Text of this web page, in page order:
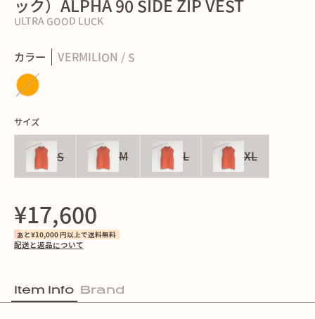
ック）ALPHA 90 SIDE ZIP VEST
ULTRA GOOD LUCK
カラー VERMILION / S
サイズ
S M L XL
¥17,600
あと¥10,000 円以上で送料無料
配送と返品について
Item Info Brand